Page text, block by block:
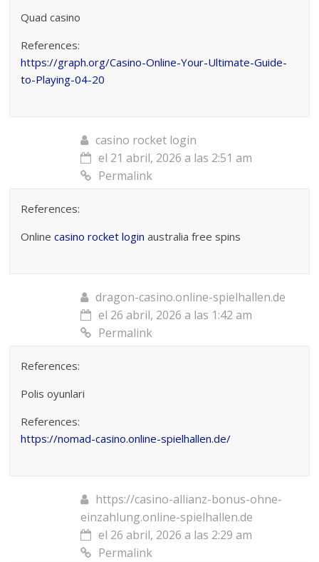
Quad casino
References:
https://graph.org/Casino-Online-Your-Ultimate-Guide-
to-Playing-04-20
casino rocket login
el 21 abril, 2026 a las 2:51 am
Permalink
References:
Onlinecasino rocket login australia free spins
dragon-casino.online-spielhallen.de
el 26 abril, 2026 a las 1:42 am
Permalink
References:
Polis oyunlari
References:
https://nomad-casino.online-spielhallen.de/
https://casino-allianz-bonus-ohne-
einzahlung.online-spielhallen.de
el 26 abril, 2026 a las 2:29 am
Permalink